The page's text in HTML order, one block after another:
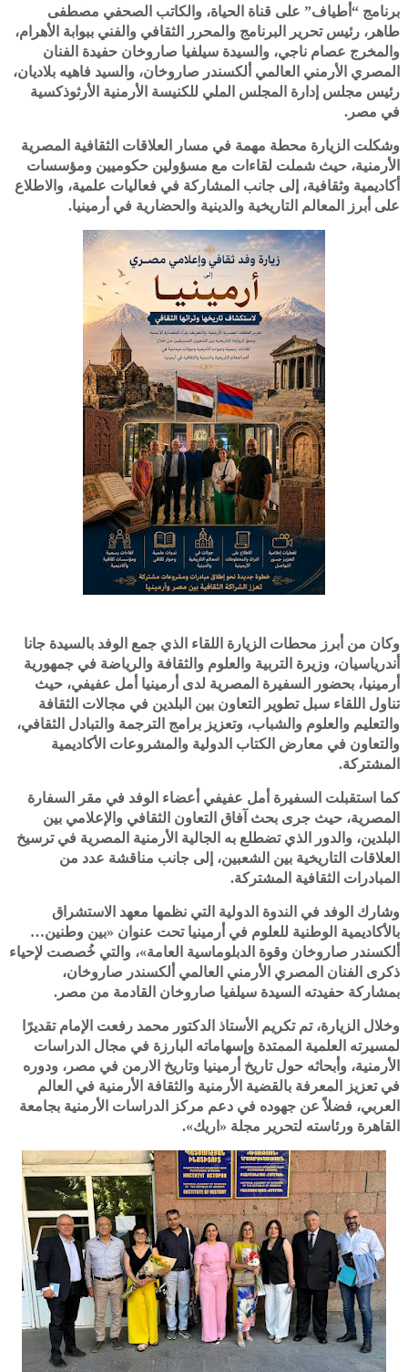
برنامج “أطياف” على قناة الحياة، والكاتب الصحفي مصطفى
طاهر، رئيس تحرير البرنامج والمحرر الثقافي والفني ببوابة الأهرام،
والمخرج عصام ناجي، والسيدة سيلفيا صاروخان حفيدة الفنان
المصري الأرمني العالمي ألكسندر صاروخان، والسيد فاهيه بلاديان،
رئيس مجلس إدارة المجلس الملي للكنيسة الأرمنية الأرثوذكسية
في مصر.
وشكلت الزيارة محطة مهمة في مسار العلاقات الثقافية المصرية
الأرمنية، حيث شملت لقاءات مع مسؤولين حكوميين ومؤسسات
أكاديمية وثقافية، إلى جانب المشاركة في فعاليات علمية، والاطلاع
على أبرز المعالم التاريخية والدينية والحضارية في أرمينيا.
وكان من أبرز محطات الزيارة اللقاء الذي جمع الوفد بالسيدة جانا
أندرياسيان، وزيرة التربية والعلوم والثقافة والرياضة في جمهورية
أرمينيا، بحضور السفيرة المصرية لدى أرمينيا أمل عفيفي، حيث
تناول اللقاء سبل تطوير التعاون بين البلدين في مجالات الثقافة
والتعليم والعلوم والشباب، وتعزيز برامج الترجمة والتبادل الثقافي،
والتعاون في معارض الكتاب الدولية والمشروعات الأكاديمية
المشتركة.
كما استقبلت السفيرة أمل عفيفي أعضاء الوفد في مقر السفارة
المصرية، حيث جرى بحث آفاق التعاون الثقافي والإعلامي بين
البلدين، والدور الذي تضطلع به الجالية الأرمنية المصرية في ترسيخ
العلاقات التاريخية بين الشعبين، إلى جانب مناقشة عدد من
المبادرات الثقافية المشتركة.
وشارك الوفد في الندوة الدولية التي نظمها معهد الاستشراق
بالأكاديمية الوطنية للعلوم في أرمينيا تحت عنوان «بين وطنين…
ألكسندر صاروخان وقوة الدبلوماسية العامة»، والتي خُصصت لإحياء
ذكرى الفنان المصري الأرمني العالمي ألكسندر صاروخان،
بمشاركة حفيدته السيدة سيلفيا صاروخان القادمة من مصر.
وخلال الزيارة، تم تكريم الأستاذ الدكتور محمد رفعت الإمام تقديرًا
لمسيرته العلمية الممتدة وإسهاماته البارزة في مجال الدراسات
الأرمنية، وأبحاثه حول تاريخ أرمينيا وتاريخ الارمن في مصر، ودوره
في تعزيز المعرفة بالقضية الأرمنية والثقافة الأرمنية في العالم
العربي، فضلاً عن جهوده في دعم مركز الدراسات الأرمنية بجامعة
القاهرة ورئاسته لتحرير مجلة «اريك».